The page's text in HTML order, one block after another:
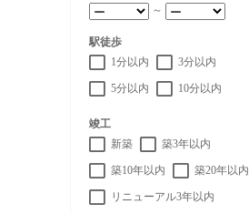
～
駅徒歩
1分以内
3分以内
5分以内 10分以内
竣工
新築
築3年以内
築10年以内 築20年以内
リニューアル3年以内